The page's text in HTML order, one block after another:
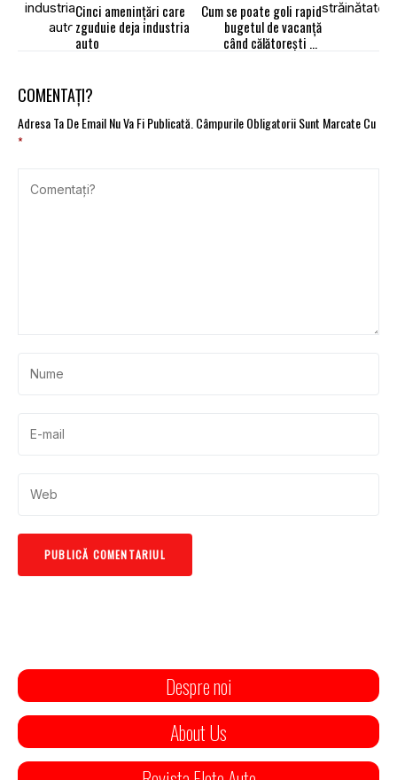
Cinci amenințări care
zguduie deja industria
auto
Cum se poate goli rapid
bugetul de vacanță
când călătorești cu
COMENTAȚI?
Adresa Ta De Email Nu Va Fi Publicată.Câmpurile Obligatorii Sunt Marcate Cu
*
Despre noi
About Us